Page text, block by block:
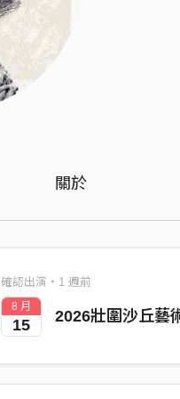
關於
確認出演・1 週前
8 月
15 2026壯圍沙丘藝